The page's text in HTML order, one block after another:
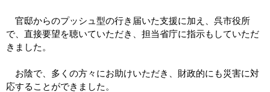
官邸からのプッシュ型の行き届いた支援に加え、呉市役所
で、直接要望を聴いていただき、担当省庁に指示もしていただ
きました。
お陰で、多くの方々にお助けいただき、財政的にも災害に対
応することができました。